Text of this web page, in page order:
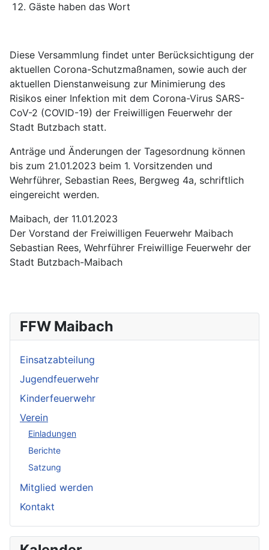
FFW Maibach
Einsatzabteilung
Jugendfeuerwehr
Kinderfeuerwehr
Verein
Einladungen
Berichte
Satzung
Mitglied werden
Kontakt
Gäste haben das Wort
Diese Versammlung findet unter Berücksichtigung der
aktuellen Corona-Schutzmaßnamen, sowie auch der
aktuellen Dienstanweisung zur Minimierung des
Risikos einer Infektion mit dem Corona-Virus SARS-
CoV-2 (COVID-19) der Freiwilligen Feuerwehr der
Stadt Butzbach statt.
Anträge und Änderungen der Tagesordnung können
bis zum 21.01.2023 beim 1. Vorsitzenden und
Wehrführer, Sebastian Rees, Bergweg 4a, schriftlich
eingereicht werden.
Maibach, der 11.01.2023
Der Vorstand der Freiwilligen Feuerwehr Maibach
Sebastian Rees, Wehrführer Freiwillige Feuerwehr der
Stadt Butzbach-Maibach